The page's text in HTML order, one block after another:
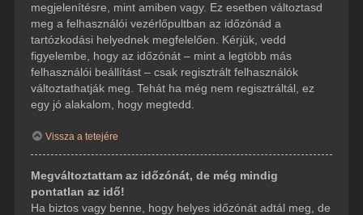
megjelenítésre, mint amiben vagy. Ez esetben változtasd
meg a felhasználói vezérlőpultban az időzónád a
tartózkodási helyednek megfelelően. Kérjük, vedd
figyelembe, hogy az időzónát – mint a legtöbb más
felhasználói beállítást – csak regisztrált felhasználók
változtathatják meg. Tehát ha még nem regisztráltál, ez
egy jó alakalom, hogy megtedd.
Vissza a tetejére
Megváltoztattam az időzónát, de még mindig
pontatlan az idő!
Ha biztos vagy benne, hogy helyes időzónát adtál meg, de